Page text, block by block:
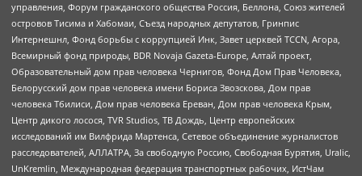
управления, Форум гражданского общества Россия, Беллона, Союз жителей
островов Тисима и Хабомаи, Съезд народных депутатов, Гринпис
Интернешнл, Фонд борьбы с коррупцией Инк, Завет церквей TCCN, Агора,
Всемирный фонд природы, BDR Novaja Gazeta-Europe, Алтай проект,
Образовательный дом прав человека Чернигов, Фонд Дом Прав Человека,
Белорусский дом прав человека имени Бориса Звозскова, Дом прав
человека Тбилиси, Дом прав человека Ереван, Дом прав человека Крым,
Центр дикого лосося, TVR Studios, ТВ Дождь, Центр европейских
исследований им Вилфрида Мартенса, Сетевое объединение журналистов
расследователей, АЛЛАТРА, За свободную Россию, Свободная Бурятия, Uralic,
UnKremlin, Международная федерация транспортных рабочих, ИстЧам